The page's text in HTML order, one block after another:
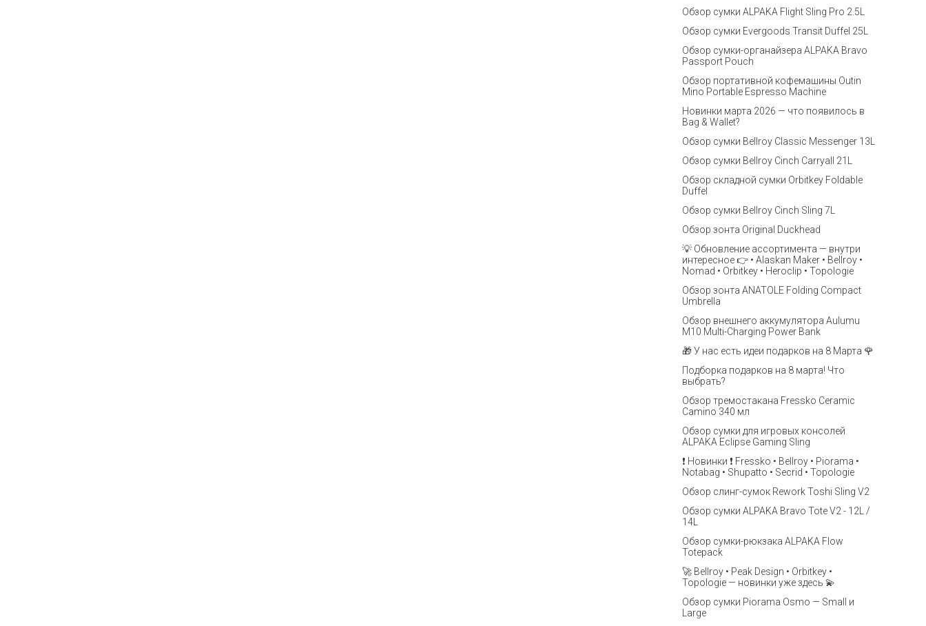
Обзор сумки ALPAKA Flight Sling Pro 2.5L
Обзор сумки Evergoods Transit Duffel 25L
Обзор сумки-органайзера ALPAKA Bravo
Passport Pouch
Обзор портативной кофемашины Outin
Mino Portable Espresso Machine
Новинки марта 2026 — что появилось в
Bag & Wallet?
Обзор сумки Bellroy Classic Messenger 13L
Обзор сумки Bellroy Cinch Carryall 21L
Обзор складной сумки Orbitkey Foldable
Duffel
Обзор сумки Bellroy Cinch Sling 7L
Обзор зонта Original Duckhead
💡 Обновление ассортимента — внутри
интересное 👉 • Alaskan Maker • Bellroy •
Nomad • Orbitkey • Heroclip • Topologie
Обзор зонта ANATOLE Folding Compact
Umbrella
Обзор внешнего аккумулятора Aulumu
M10 Multi-Charging Power Bank
🎁 У нас есть идеи подарков на 8 Марта 🌹
Подборка подарков на 8 марта! Что
выбрать?
Обзор тремостакана Fressko Ceramic
Camino 340 мл
Обзор сумки для игровых консолей
ALPAKA Eclipse Gaming Sling
❗️ Новинки ❗️ Fressko • Bellroy • Piorama •
Notabag • Shupatto • Secrid • Topologie
Обзор слинг-сумок Rework Toshi Sling V2
Обзор сумки ALPAKA Bravo Tote V2 - 12L /
14L
Обзор сумки-рюкзака ALPAKA Flow
Totepack
🚀 Bellroy • Peak Design • Orbitkey •
Topologie — новинки уже здесь 💫
Обзор сумки Piorama Osmo — Small и
Large